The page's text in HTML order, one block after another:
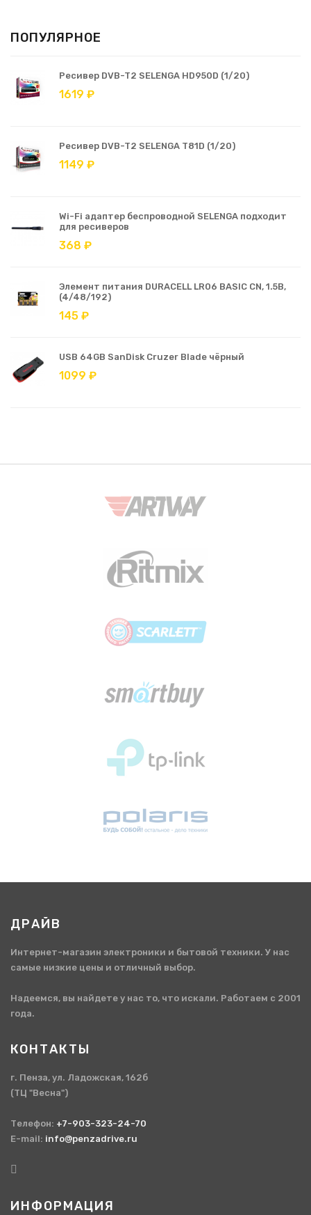
ПОПУЛЯРНОЕ
Ресивер DVB-T2 SELENGA HD950D (1/20)
1619 ₽
Ресивер DVB-T2 SELENGA T81D (1/20)
1149 ₽
Wi-Fi адаптер беспроводной SELENGA подходит
для ресиверов
368 ₽
Элемент питания DURACELL LR06 BASIC CN, 1.5В,
(4/48/192)
145 ₽
USB 64GB SanDisk Cruzer Blade чёрный
1099 ₽
ДРАЙВ
Интернет-магазин электроники и бытовой техники. У нас
самые низкие цены и отличный выбор.
Надеемся, вы найдете у нас то, что искали. Работаем с 2001
года.
КОНТАКТЫ
г. Пенза, ул. Ладожская, 162б
(ТЦ "Весна")
Телефон: +7-903-323-24-70
E-mail: info@penzadrive.ru
ИНФОРМАЦИЯ